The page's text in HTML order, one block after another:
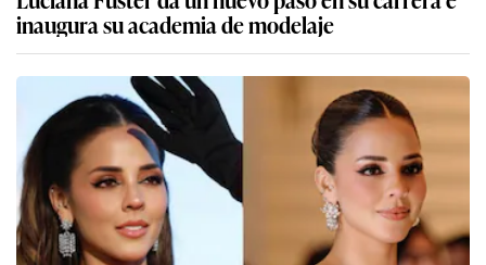
inaugura su academia de modelaje